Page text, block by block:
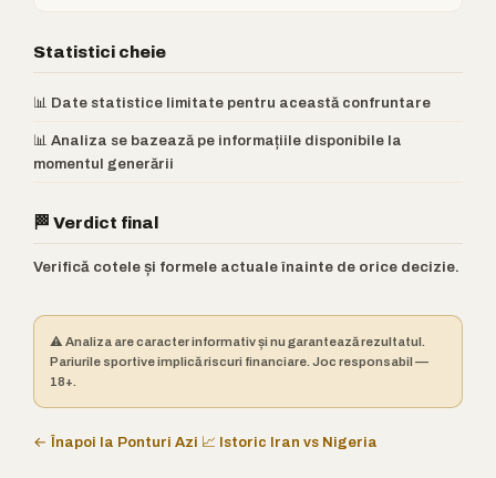
Statistici cheie
📊 Date statistice limitate pentru această confruntare
📊 Analiza se bazează pe informațiile disponibile la
momentul generării
🏁 Verdict final
Verifică cotele și formele actuale înainte de orice decizie.
⚠️ Analiza are caracter informativ și nu garantează rezultatul.
Pariurile sportive implică riscuri financiare. Joc responsabil —
18+.
← Înapoi la Ponturi Azi 📈 Istoric Iran vs Nigeria